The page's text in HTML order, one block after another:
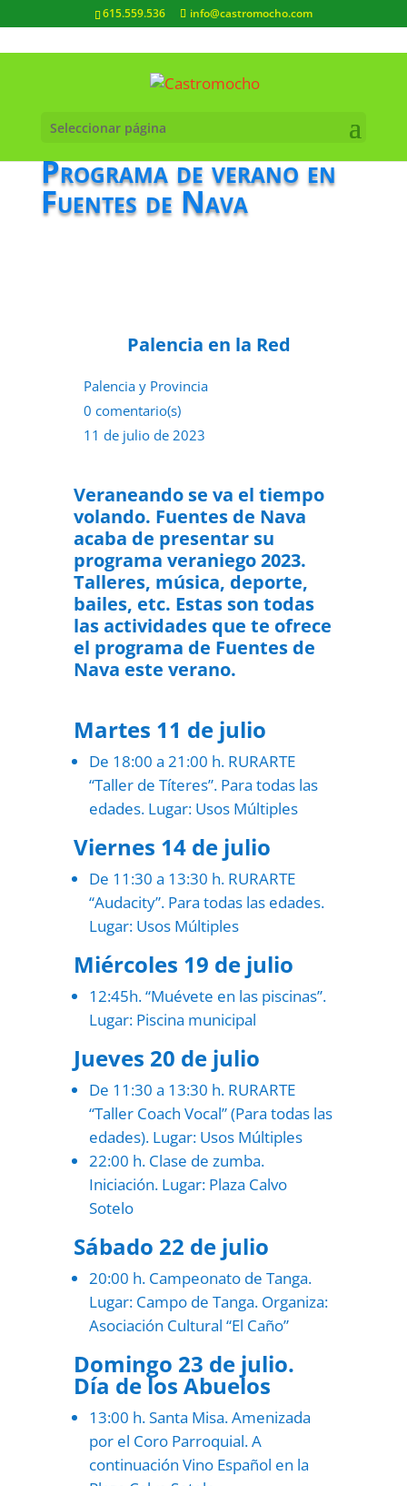
615.559.536 info@castromocho.com
Seleccionar página
Programa de verano en
Fuentes de Nava
Palencia en la Red
Palencia y Provincia
0 comentario(s)
11 de julio de 2023
Veraneando se va el tiempo
volando. Fuentes de Nava
acaba de presentar su
programa veraniego 2023.
Talleres, música, deporte,
bailes, etc. Estas son todas
las actividades que te ofrece
el programa de Fuentes de
Nava este verano.
Martes 11 de julio
De 18:00 a 21:00 h. RURARTE
“Taller de Títeres”. Para todas las
edades. Lugar: Usos Múltiples
Viernes 14 de julio
De 11:30 a 13:30 h. RURARTE
“Audacity”. Para todas las edades.
Lugar: Usos Múltiples
Miércoles 19 de julio
12:45h. “Muévete en las piscinas”.
Lugar: Piscina municipal
Jueves 20 de julio
De 11:30 a 13:30 h. RURARTE
“Taller Coach Vocal” (Para todas las
edades). Lugar: Usos Múltiples
22:00 h. Clase de zumba.
Iniciación. Lugar: Plaza Calvo
Sotelo
Sábado 22 de julio
20:00 h. Campeonato de Tanga.
Lugar: Campo de Tanga. Organiza:
Asociación Cultural “El Caño”
Domingo 23 de julio.
Día de los Abuelos
13:00 h. Santa Misa. Amenizada
por el Coro Parroquial. A
continuación Vino Español en la